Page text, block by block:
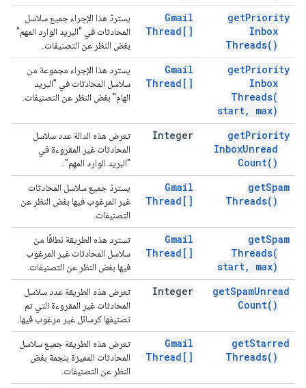
getPriority
Inbox
Threads( )
Gmail
Thread[]
يستردّ هذا الإجراء جميع سلاسل
المحادثات في "البريد الوارد المهم"
بغض النظر عن التصنيفات.
getPriority
Inbox
Threads(
start, max)
Gmail
Thread[]
يسترد هذا الإجراء مجموعة من
سلاسل المحادثات في "البريد
الهام" بغض النظر عن التصنيفات.
getPriority
InboxUnread
Count( )
Integer
تعرض هذه الدالة عدد سلاسل
المحادثات غير المقروءة في
"البريد الوارد المهم".
getSpam
Threads( )
Gmail
Thread[]
يستردّ جميع سلاسل المحادثات
غير المرغوب فيها بغض النظر عن
التصنيفات.
getSpam
Threads(
start, max)
Gmail
Thread[]
تسترد هذه الطريقة نطاقًا من
سلاسل المحادثات غير المرغوب
فيها بغض النظر عن التصنيفات.
getSpamUnread
Count( )
Integer
تعرض هذه الطريقة عدد سلاسل
المحادثات غير المقروءة التي تم
تصنيفها كرسائل غير مرغوب فيها.
getStarred
Threads( )
Gmail
Thread[]
تعرض هذه الطريقة جميع سلاسل
المحادثات المميزة بنجمة بغض
النظر عن التصنيفات.